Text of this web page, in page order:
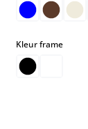
Kleur frameselect